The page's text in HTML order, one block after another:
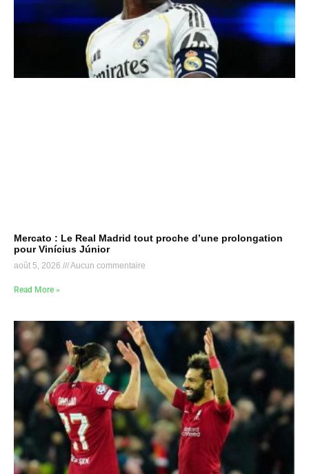
Mercato : Le Real Madrid tout proche d’une prolongation
pour Vinícius Júnior
août 5, 2026 Aucun commentaire
Read More »